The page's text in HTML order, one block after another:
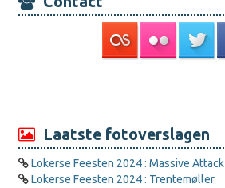
Laatste fotoverslagen
Lokerse Feesten 2024 : Massive Attack
Lokerse Feesten 2024 : Trentemøller